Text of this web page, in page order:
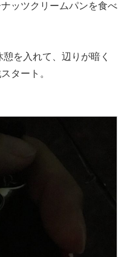
ッツクリームパンを食べ
を入れて、辺りが暗く
タート。